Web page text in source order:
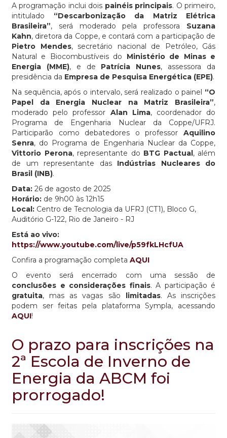
A programação inclui dois painéis principais. O primeiro,
intitulado “Descarbonização da Matriz Elétrica
Brasileira”, será moderado pela professora Suzana
Kahn, diretora da Coppe, e contará com a participação de
Pietro Mendes, secretário nacional de Petróleo, Gás
Natural e Biocombustíveis do Ministério de Minas e
Energia (MME), e de Patrícia Nunes, assessora da
presidência da Empresa de Pesquisa Energética (EPE).
Na sequência, após o intervalo, será realizado o painel “O
Papel da Energia Nuclear na Matriz Brasileira”,
moderado pelo professor Alan Lima, coordenador do
Programa de Engenharia Nuclear da Coppe/UFRJ.
Participarão como debatedores o professor Aquilino
Senra, do Programa de Engenharia Nuclear da Coppe,
Vittorio Perona, representante do BTG Pactual, além
de um representante das Indústrias Nucleares do
Brasil (INB).
Data: 26 de agosto de 2025
Horário: de 9h00 às 12h15
Local: Centro de Tecnologia da UFRJ (CT1), Bloco G,
Auditório G-122, Rio de Janeiro - RJ
Está ao vivo:
https://www.youtube.com/live/p59fkLHcfUA
Confira a programação completa AQUI
O evento será encerrado com uma sessão de
conclusões e considerações finais. A participação é
gratuita, mas as vagas são limitadas. As inscrições
podem ser feitas pela plataforma Sympla, acessando
AQUI!
O prazo para inscrições na
2ª Escola de Inverno de
Energia da ABCM foi
prorrogado!